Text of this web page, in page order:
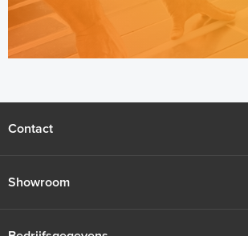
Contact
Showroom